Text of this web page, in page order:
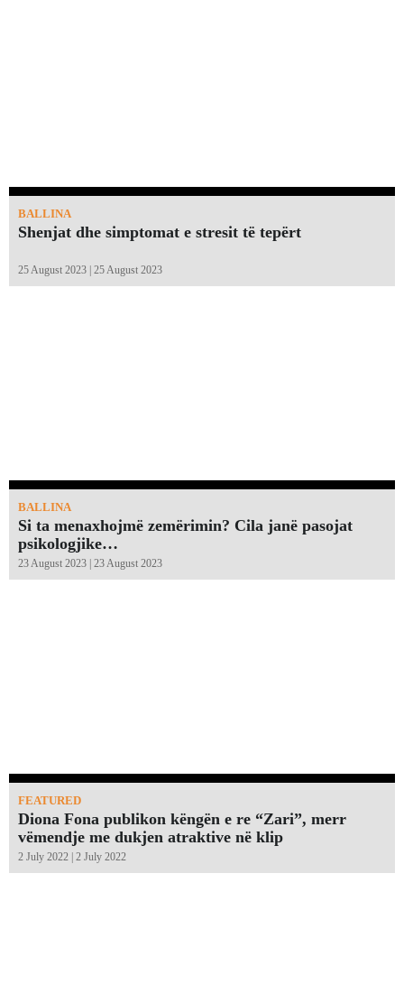
BALLINA
Shenjat dhe simptomat e stresit të tepërt
25 August 2023 | 25 August 2023
BALLINA
Si ta menaxhojmë zemërimin? Cila janë pasojat
psikologjike…
23 August 2023 | 23 August 2023
FEATURED
Diona Fona publikon këngën e re “Zari”, merr
vëmendje me dukjen atraktive në klip
2 July 2022 | 2 July 2022